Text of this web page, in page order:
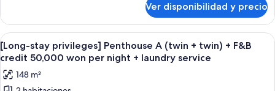
C
(King)
Ver disponibilidad y precio
Ver
todas
las
fotos
Una mesa de comedor con diversos
1
[Long-stay privileges] Penthouse A (twin + twin) + F&B
credit 50,000 won per night + laundry service
148 m²